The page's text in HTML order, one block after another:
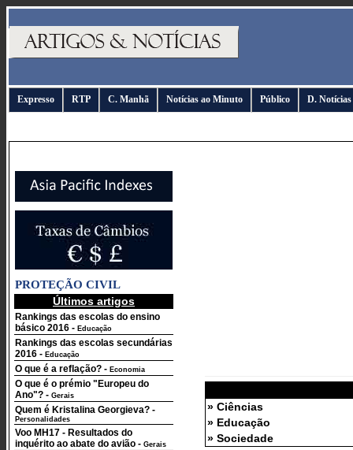
Expresso RTP C. Manhã Notícias ao Minuto Público D. Notícias
PROTEÇÃO CIVIL
Últimos artigos
Rankings das escolas do ensino
básico 2016 - Educação
Rankings das escolas secundárias
2016 - Educação
O que é a reflação? - Economia
O que é o prémio "Europeu do
Ano"? - Gerais
Quem é Kristalina Georgieva? -
Personalidades
Voo MH17 - Resultados do
inquérito ao abate do avião - Gerais
» Ciências
» Educação
» Sociedade